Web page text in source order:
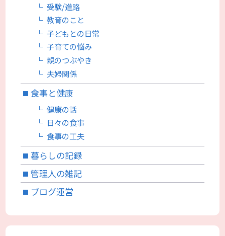
受験/進路
教育のこと
子どもとの日常
子育ての悩み
親のつぶやき
夫婦関係
食事と健康
健康の話
日々の食事
食事の工夫
暮らしの記録
管理人の雑記
ブログ運営